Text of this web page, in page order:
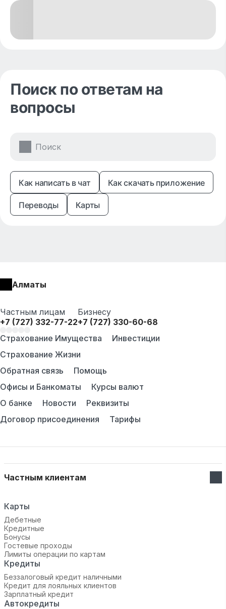
Поиск по ответам на
вопросы
Как написать в чат Как скачать приложение
Переводы Карты
Алматы
Частным лицам
+7 (727) 332-77-22
Бизнесу
+7 (727) 330-60-68
Страхование Имущества
Инвестиции
Страхование Жизни
Обратная связь
Помощь
Офисы и Банкоматы
Курсы валют
О банке
Новости
Реквизиты
Договор присоединения
Тарифы
Частным клиентам
Карты
Дебетные
Кредитные
Бонусы
Гостевые проходы
Лимиты операции по картам
Кредиты
Беззалоговый кредит наличными
Кредит для лояльных клиентов
Зарплатный кредит
Автокредиты